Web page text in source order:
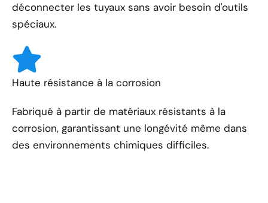
déconnecter les tuyaux sans avoir besoin d'outils
spéciaux.
Haute résistance à la corrosion
Fabriqué à partir de matériaux résistants à la
corrosion, garantissant une longévité même dans
des environnements chimiques difficiles.